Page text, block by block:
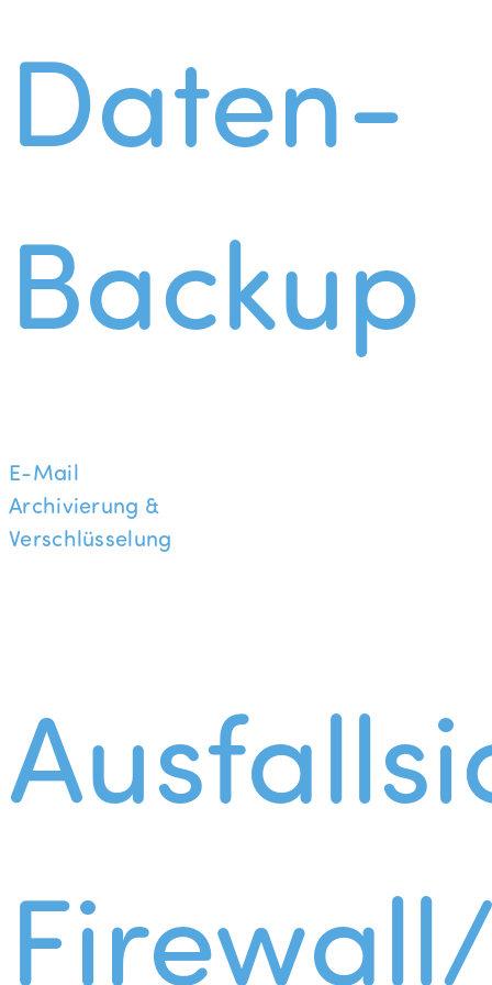
Daten-
Backup
E-Mail
Archivierung &
Verschlüsselung